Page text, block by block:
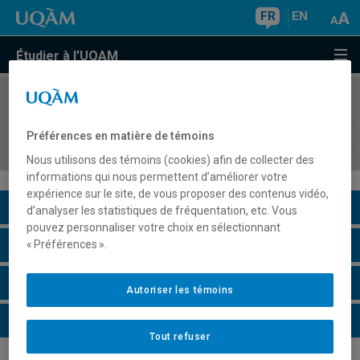
FR EN
Étudier à l'UQAM
COURS//
stratégiques II
Description du cours
Horaire - Été 2026
Horaire - Automne 2026
Horaire - Hiver 2027
Préférences en matière de témoins
Nous utilisons des témoins (cookies) afin de collecter des
informations qui nous permettent d’améliorer votre
expérience sur le site, de vous proposer des contenus vidéo,
d’analyser les statistiques de fréquentation, etc. Vous
pouvez personnaliser votre choix en sélectionnant
« Préférences ».
Tout refuser
Autoriser les témoins